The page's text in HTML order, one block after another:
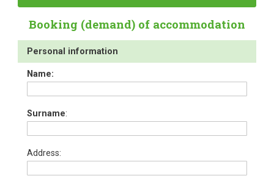
Booking (demand) of accommodation
Personal information
Name:
Surname:
Address: